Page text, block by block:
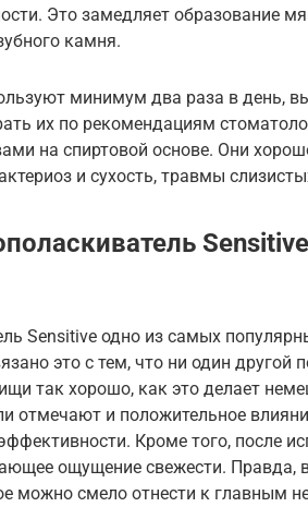
Это замедляет образование
камня.
минимум два раза в день,
их по рекомендациям
на спиртовой основе. Они
и сухость, травмы
Sensitive
Sensitive одно из самых
это с тем, что ни один другой
так хорошо, как это делает
отмечают и положительное
Кроме того, после
ощущение свежести. Правда,
можно смело отнести к главным